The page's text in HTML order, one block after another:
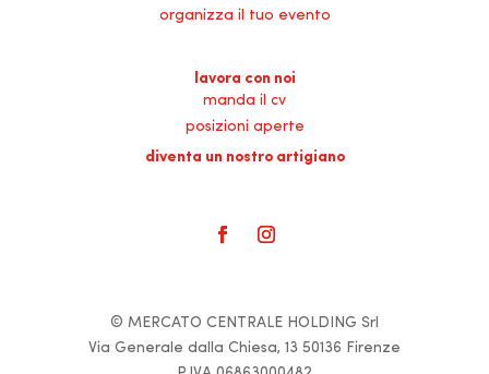
organizza il tuo evento
lavora con noi
manda il cv
posizioni aperte
diventa un nostro artigiano
© MERCATO CENTRALE HOLDING Srl
Via Generale dalla Chiesa, 13 50136 Firenze